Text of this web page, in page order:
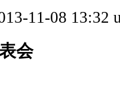
11-08 13:32
会